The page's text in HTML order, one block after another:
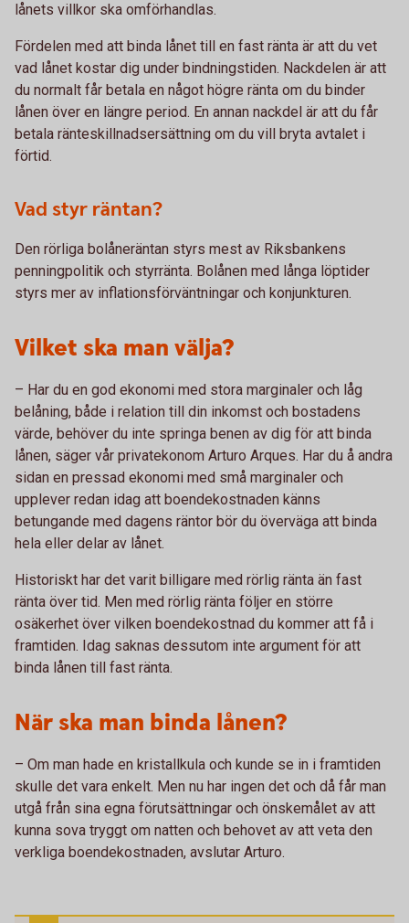
lånets villkor ska omförhandlas.
Fördelen med att binda lånet till en fast ränta är att du vet
vad lånet kostar dig under bindningstiden. Nackdelen är att
du normalt får betala en något högre ränta om du binder
lånen över en längre period. En annan nackdel är att du får
betala ränteskillnadsersättning om du vill bryta avtalet i
förtid.
Vad styr räntan?
Den rörliga bolåneräntan styrs mest av Riksbankens
penningpolitik och styrränta. Bolånen med långa löptider
styrs mer av inflationsförväntningar och konjunkturen.
Vilket ska man välja?
– Har du en god ekonomi med stora marginaler och låg
belåning, både i relation till din inkomst och bostadens
värde, behöver du inte springa benen av dig för att binda
lånen, säger vår privatekonom Arturo Arques. Har du å andra
sidan en pressad ekonomi med små marginaler och
upplever redan idag att boendekostnaden känns
betungande med dagens räntor bör du överväga att binda
hela eller delar av lånet.
Historiskt har det varit billigare med rörlig ränta än fast
ränta över tid. Men med rörlig ränta följer en större
osäkerhet över vilken boendekostnad du kommer att få i
framtiden. Idag saknas dessutom inte argument för att
binda lånen till fast ränta.
När ska man binda lånen?
– Om man hade en kristallkula och kunde se in i framtiden
skulle det vara enkelt. Men nu har ingen det och då får man
utgå från sina egna förutsättningar och önskemålet av att
kunna sova tryggt om natten och behovet av att veta den
verkliga boendekostnaden, avslutar Arturo.